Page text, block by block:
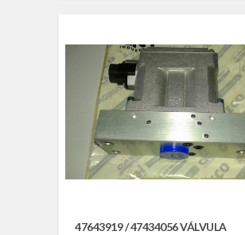
47643919 / 47434056 VÁLVULA